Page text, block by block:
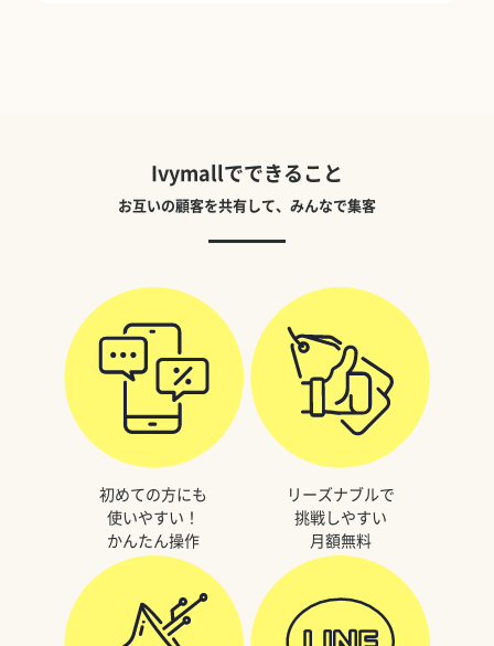
Ivymallでできること
お互いの顧客を共有して、みんなで集客
初めての方にも
使いやすい！
かんたん操作
リーズナブルで
挑戦しやすい
月額無料